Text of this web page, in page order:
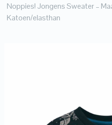
Noppies! Jongens Sweater –
Katoen/elasthan